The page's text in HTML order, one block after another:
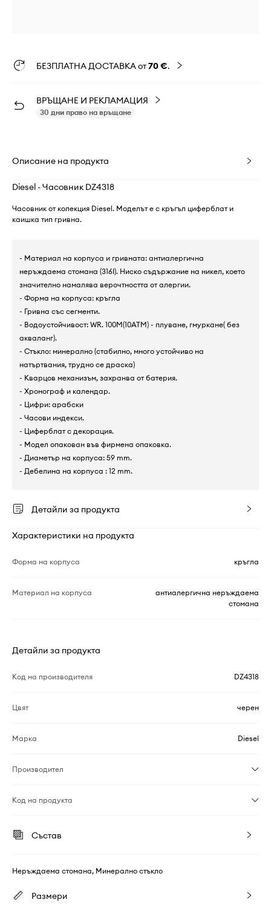
БЕЗПЛАТНА ДОСТАВКА от70 €.
ВРЪЩАНЕ И РЕКЛАМАЦИЯ
30 дни право на връщане
Описание на продукта
Diesel - Часовник DZ4318
Часовник от колекция Diesel. Моделът е с кръгъл циферблат и
каишка тип гривна.
- Материал на корпуса и гривната: антиалергична
неръждаема стомана (316I). Ниско съдържание на никел, което
значително намалява верочтността от алергии.
- Форма на корпуса: кръгла
- Гривна със сегменти.
- Водоустойчивост: WR. 100M(10ATM) - плуване, гмуркане( без
акваланг).
- Стъкло: минерално (стабилно, много устойчиво на
натъртвания, трудно се драска)
- Кварцов механизъм, захранва от батерия.
- Хронограф и календар.
- Цифри: арабски
- Часови индекси.
- Циферблат с декорация.
- Модел опакован във фирмена опаковка.
- Диаметър на корпуса: 59 mm.
- Дебелина на корпуса : 12 mm.
Детайли за продукта
Характеристики на продукта
Форма на корпуса кръгла
Материал на корпуса
антиалергична неръждаема
стомана
Детайли за продукта
Код на производителя DZ4318
Цвят черен
Марка Diesel
Производител
Код на продукта
Състав
Неръждаема стомана, Минерално стъкло
Размери